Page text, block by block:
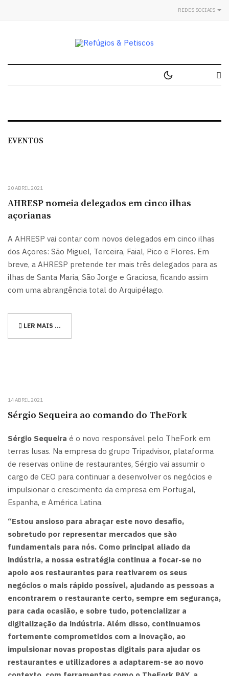
REDES SOCIAIS
EVENTOS
20 ABRIL 2021
AHRESP nomeia delegados em cinco ilhas
açorianas
A AHRESP vai contar com novos delegados em cinco ilhas
dos Açores: São Miguel, Terceira, Faial, Pico e Flores. Em
breve, a AHRESP pretende ter mais três delegados para as
ilhas de Santa Maria, São Jorge e Graciosa, ficando assim
com uma abrangência total do Arquipélago.
LER MAIS …
14 ABRIL 2021
Sérgio Sequeira ao comando do TheFork
Sérgio Sequeira é o novo responsável pelo TheFork em
terras lusas. Na empresa do grupo Tripadvisor, plataforma
de reservas online de restaurantes, Sérgio vai assumir o
cargo de CEO para continuar a desenvolver os negócios e
impulsionar o crescimento da empresa em Portugal,
Espanha, e América Latina.
“Estou ansioso para abraçar este novo desafio,
sobretudo por representar mercados que são
fundamentais para nós. Como principal aliado da
indústria, a nossa estratégia continua a focar-se no
apoio aos restaurantes para reativarem os seus
negócios o mais rápido possível, ajudando as pessoas a
encontrarem o restaurante certo, sempre em segurança,
para cada ocasião, e sobre tudo, potencializar a
digitalização da indústria. Além disso, continuamos
fortemente comprometidos com a inovação, ao
impulsionar novas propostas digitais para ajudar os
restaurantes e utilizadores a adaptarem-se ao novo